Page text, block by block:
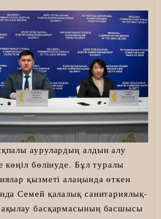
аурулардың алдын алу
көңіл бөлінуде. Бұл туралы
қызметі алаңында өткен
Семей қалалық санитариялық-
басқармасының басшысы